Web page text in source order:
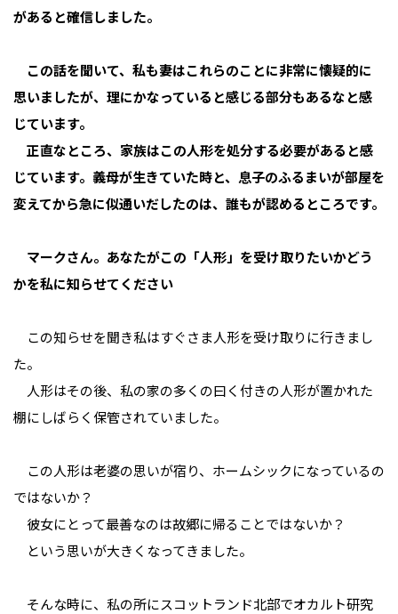
があると確信しました。
この話を聞いて、私も妻はこれらのことに非常に懐疑的に
思いましたが、理にかなっていると感じる部分もあるなと感
じています。
正直なところ、家族はこの人形を処分する必要があると感
じています。義母が生きていた時と、息子のふるまいが部屋を
変えてから急に似通いだしたのは、誰もが認めるところです。
マークさん。あなたがこの「人形」を受け取りたいかどう
かを私に知らせてください
この知らせを聞き私はすぐさま人形を受け取りに行きまし
た。
人形はその後、私の家の多くの曰く付きの人形が置かれた
棚にしばらく保管されていました。
この人形は老婆の思いが宿り、ホームシックになっているの
ではないか？
彼女にとって最善なのは故郷に帰ることではないか？
という思いが大きくなってきました。
そんな時に、私の所にスコットランド北部でオカルト研究